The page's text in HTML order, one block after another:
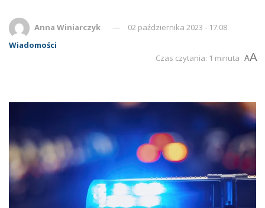
Anna Winiarczyk
02 października 2023 - 17:08
Wiadomości
Czas czytania: 1 minuta AA